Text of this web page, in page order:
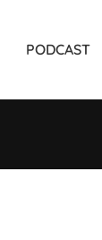
PODCAST